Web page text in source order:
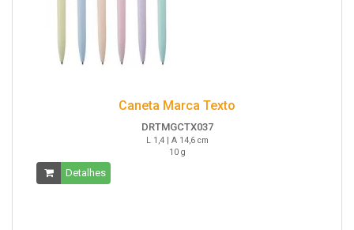
Caneta Marca Texto
DRTMGCTX037
L 1,4 | A 14,6 cm
10 g
Detalhes